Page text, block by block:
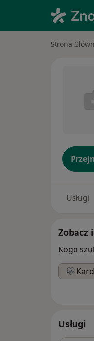
Strona
Usługi
Zobacz
Kogo
Usługi